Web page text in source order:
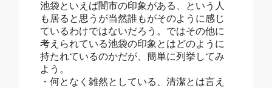
池袋といえば闇市の印象がある、という人
も居ると思うが当然誰もがそのように感じ
ているわけではないだろう。ではその他に
考えられている池袋の印象とはどのように
持たれているのかだが、簡単に列挙してみ
よう。
・何となく雑然としている、清潔とは言え